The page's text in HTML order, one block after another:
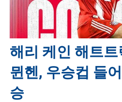
해리 케인 해트
뮌헨, 우승컵 들
승